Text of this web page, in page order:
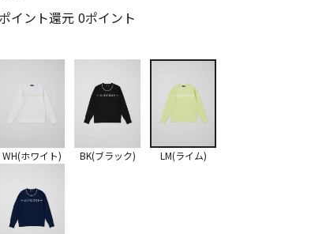
ポイント還元 0ポイント
WH(ホワイト) BK(ブラック) LM(ライム)